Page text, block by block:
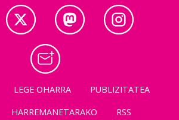
LEGE OHARRA
PUBLIZITATEA
HARREMANETARAKO RSS